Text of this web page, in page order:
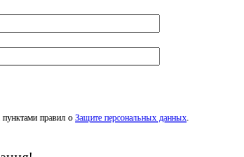
правил о Защите персональных данных